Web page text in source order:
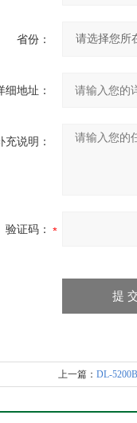
省份：
细地址：
充说明：
验证码：
上一篇： DL-